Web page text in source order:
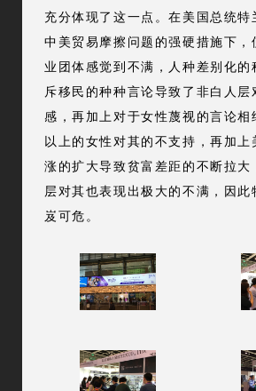
充分体现了这一点。在美国总统特
中美贸易摩擦问题的强硬措施下，
业团体感觉到不满，人种差别化的
斥移民的种种言论导致了非白人层
感，再加上对于女性蔑视的言论相
以上的女性对其的不支持，再加上
涨的扩大导致贫富差距的不断拉大
层对其也表现出极大的不满，因此
岌可危。